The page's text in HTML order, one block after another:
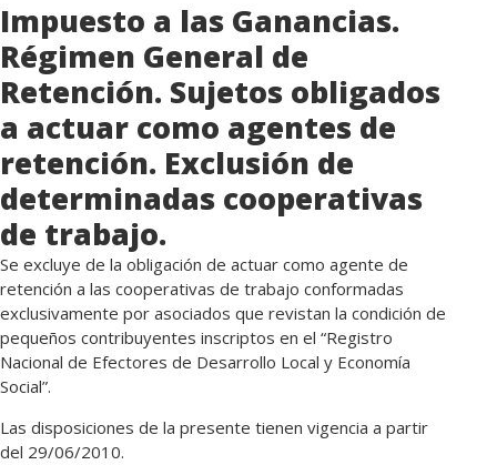
Impuesto a las Ganancias.
Régimen General de
Retención. Sujetos obligados
a actuar como agentes de
retención. Exclusión de
determinadas cooperativas
de trabajo.
Se excluye de la obligación de actuar como agente de
retención a las cooperativas de trabajo conformadas
exclusivamente por asociados que revistan la condición de
pequeños contribuyentes inscriptos en el “Registro
Nacional de Efectores de Desarrollo Local y Economía
Social”.
Las disposiciones de la presente tienen vigencia a partir
del 29/06/2010.